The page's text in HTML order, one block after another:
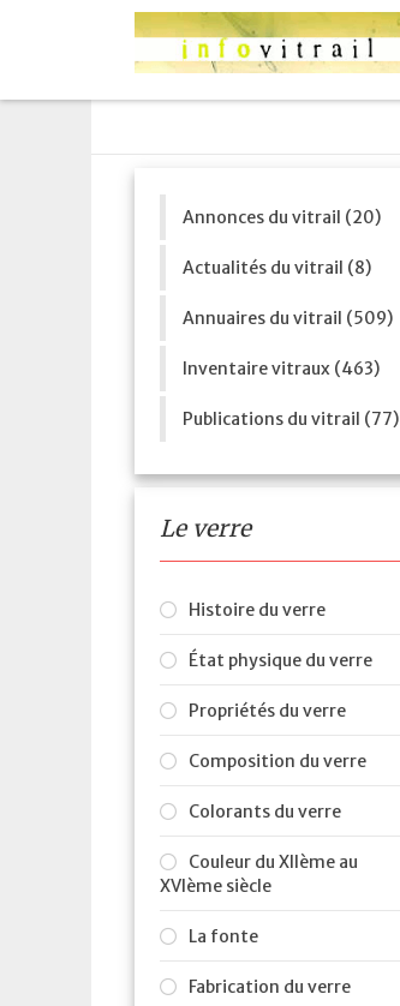
Annonces du vitrail (20)
Actualités du vitrail (8)
Annuaires du vitrail (509)
Inventaire vitraux (463)
Publications du vitrail (77)
Le verre
Histoire du verre
État physique du verre
Propriétés du verre
Composition du verre
Colorants du verre
Couleur du XIIème au
XVIème siècle
La fonte
Fabrication du verre